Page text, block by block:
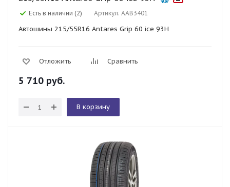
Есть в наличии (2) Артикул: AAB3401
Автошины 215/55R16 Antares Grip 60 ice 93H
Отложить Сравнить
5 710 руб.
В корзину